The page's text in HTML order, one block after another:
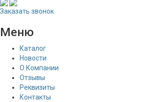
Заказать звонок
Меню
Каталог
Новости
О Компании
Отзывы
Реквизиты
Контакты